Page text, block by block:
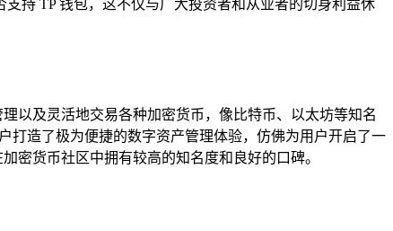
持 TP 钱包，这不仅与广大投资者和从业者的切身利益休
以及灵活地交易各种加密货币，像比特币、以太坊等知名
打造了极为便捷的数字资产管理体验，仿佛为用户开启了一
密货币社区中拥有较高的知名度和良好的口碑。